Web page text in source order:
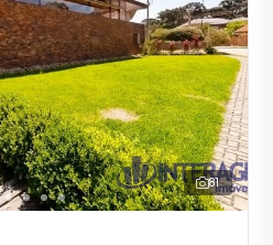
81